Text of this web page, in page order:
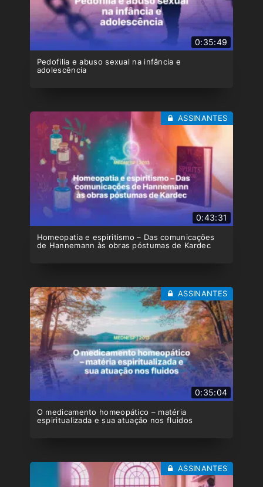
0:35:49
Pedofilia e abuso sexual na infância e
adolescência
0:43:31
Homeopatia e espiritismo – Das comunicações
de Hannemann às obras póstumas de Kardec
ASSINANTES
0:35:04
O medicamento homeopático – matéria
espiritualizada e sua atuação nos fluidos
ASSINANTES
ASSINANTES